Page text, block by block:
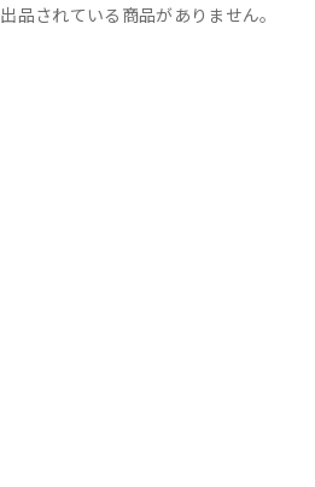
出品されている商品がありません。